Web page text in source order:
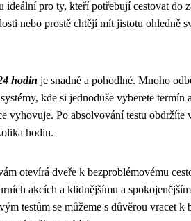
ideální pro ty, kteří potřebují cestovat do
nebo prostě chtějí mít jistotu ohledně
hodin je snadné a pohodlné. Mnoho
kde si jednoduše vyberete termín
vyhovuje. Po absolvování testu obdržíte
hodin.
otevírá dveře k bezproblémovému
akcích a klidnějšímu a
testům se můžeme s důvěrou vracet k